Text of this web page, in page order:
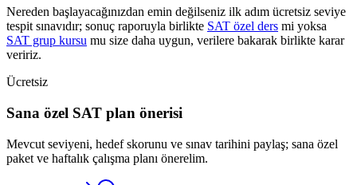
Nereden başlayacağınızdan emin değilseniz ilk adım ücretsiz seviye
tespit sınavıdır; sonuç raporuyla birlikte SAT özel ders mi yoksa
SAT grup kursu mu size daha uygun, verilere bakarak birlikte karar
veririz.
Ücretsiz
Sana özel SAT plan önerisi
Mevcut seviyeni, hedef skorunu ve sınav tarihini paylaş; sana özel
paket ve haftalık çalışma planı önerelim.